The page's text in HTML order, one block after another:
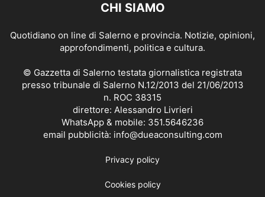
CHI SIAMO
Quotidiano on line di Salerno e provincia. Notizie, opinioni,
approfondimenti, politica e cultura.
© Gazzetta di Salerno testata giornalistica registrata
presso tribunale di Salerno N.12/2013 del 21/06/2013
n. ROC 38315
direttore: Alessandro Livrieri
WhatsApp & mobile: 351.5646236
email pubblicità: info@dueaconsulting.com
Privacy policy
Cookies policy